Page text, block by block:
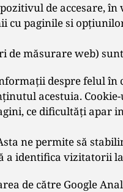
de accesare,
cu paginile si
de măsurare web)
despre felul
acestuia.
ce dificultăţi apar
ne permite să
identifica vizitatorii
de către Google